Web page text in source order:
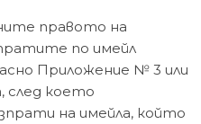
правото на
по имейл
Приложение № 3 или
след което
на имейла, който